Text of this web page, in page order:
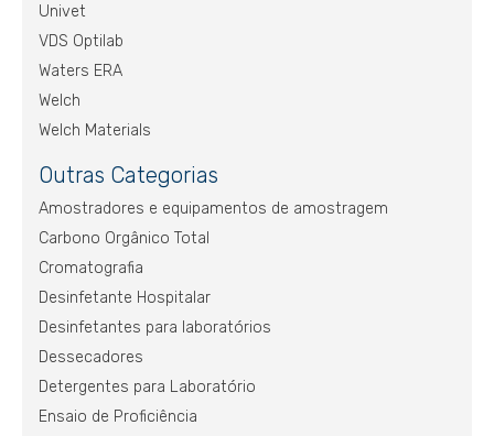
Univet
VDS Optilab
Waters ERA
Welch
Welch Materials
Outras Categorias
Amostradores e equipamentos de amostragem
Carbono Orgânico Total
Cromatografia
Desinfetante Hospitalar
Desinfetantes para laboratórios
Dessecadores
Detergentes para Laboratório
Ensaio de Proficiência